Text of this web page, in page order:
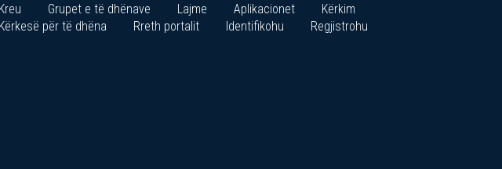
Kreu Grupet e të dhënave Lajme Aplikacionet
Kërkim
Kërkesë për të dhëna
Rreth portalit Identifikohu Regjistrohu